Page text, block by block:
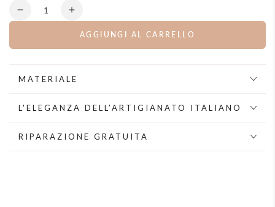
Quantità
Diminuisce
quadrati
cristalli
Aumenta
quantità
quadrati
cristalli
AGGIUNGI AL CARRELLO
MATERIALE
L'ELEGANZA DELL’ARTIGIANATO ITALIANO
RIPARAZIONE GRATUITA